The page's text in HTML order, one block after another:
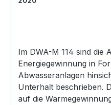
Im DWA-M 114 sind die
Energiegewinnung in
Abwasseranlagen
Unterhalt beschrieben.
auf die